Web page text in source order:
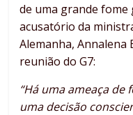
de uma grande fome
acusatório da
Alemanha, Annalena
reunião do G7:
“Há uma ameaça
uma decisão